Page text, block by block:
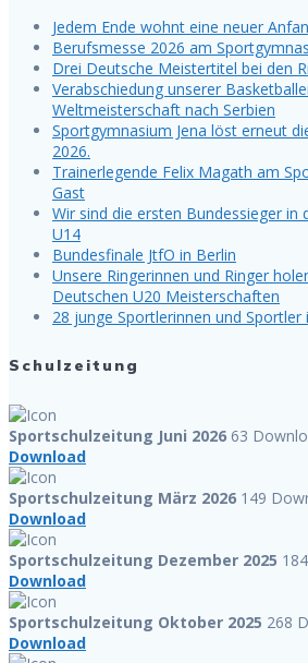
Jedem Ende wohnt eine neuer
Berufsmesse 2026 am
Drei Deutsche Meistertitel bei den
Verabschiedung unserer
Weltmeisterschaft nach Serbien
Sportgymnasium Jena löst erneut
2026.
Trainerlegende Felix Magath am
Gast
Wir sind die ersten Bundessieger in
U14
Bundesfinale JtfO in Berlin
Unsere Ringerinnen und Ringer
Deutschen U20 Meisterschaften
28 junge Sportlerinnen und
Schulzeitung
Sportschulzeitung Juni 2026 63
Download
Sportschulzeitung März 2026 149
Download
Sportschulzeitung Dezember 2025
Download
Sportschulzeitung Oktober 2025 268
Download